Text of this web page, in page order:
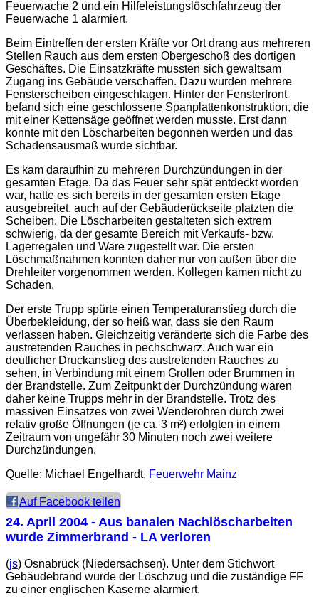
Feuerwache 2 und ein Hilfeleistungslöschfahrzeug der
Feuerwache 1 alarmiert.
Beim Eintreffen der ersten Kräfte vor Ort drang aus mehreren
Stellen Rauch aus dem ersten Obergeschoß des dortigen
Geschäftes. Die Einsatzkräfte mussten sich gewaltsam
Zugang ins Gebäude verschaffen. Dazu wurden mehrere
Fensterscheiben eingeschlagen. Hinter der Fensterfront
befand sich eine geschlossene Spanplattenkonstruktion, die
mit einer Kettensäge geöffnet werden musste. Erst dann
konnte mit den Löscharbeiten begonnen werden und das
Schadensausmaß wurde sichtbar.
Es kam daraufhin zu mehreren Durchzündungen in der
gesamten Etage. Da das Feuer sehr spät entdeckt worden
war, hatte es sich bereits in der gesamten ersten Etage
ausgebreitet, auch auf der Gebäuderückseite platzten die
Scheiben. Die Löscharbeiten gestalteten sich extrem
schwierig, da der gesamte Bereich mit Verkaufs- bzw.
Lagerregalen und Ware zugestellt war. Die ersten
Löschmaßnahmen konnten daher nur von außen über die
Drehleiter vorgenommen werden. Kollegen kamen nicht zu
Schaden.
Der erste Trupp spürte einen Temperaturanstieg durch die
Überbekleidung, der so heiß war, dass sie den Raum
verlassen haben. Gleichzeitig veränderte sich die Farbe des
austretenden Rauches in pechschwarz. Auch war ein
deutlicher Druckanstieg des austretenden Rauches zu
sehen, in Verbindung mit einem Grollen oder Brummen in
der Brandstelle. Zum Zeitpunkt der Durchzündung waren
daher keine Trupps mehr in der Brandstelle. Trotz des
massiven Einsatzes von zwei Wenderohren durch zwei
relativ große Öffnungen (je ca. 3 m²) erfolgten in einem
Zeitraum von ungefähr 30 Minuten noch zwei weitere
Durchzündungen.
Quelle: Michael Engelhardt, Feuerwehr Mainz
Auf Facebook teilen
24. April 2004 - Aus banalen Nachlöscharbeiten
wurde Zimmerbrand - LA verloren
(js) Osnabrück (Niedersachsen). Unter dem Stichwort
Gebäudebrand wurde der Löschzug und die zuständige FF
zu einer englischen Kaserne alarmiert.